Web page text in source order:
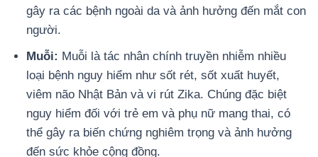
gây ra các bệnh ngoài da và ảnh hưởng đến mắt con
người.
Muỗi: Muỗi là tác nhân chính truyền nhiễm nhiều
loại bệnh nguy hiểm như sốt rét, sốt xuất huyết,
viêm não Nhật Bản và vi rút Zika. Chúng đặc biệt
nguy hiểm đối với trẻ em và phụ nữ mang thai, có
thể gây ra biến chứng nghiêm trọng và ảnh hưởng
đến sức khỏe cộng đồng.